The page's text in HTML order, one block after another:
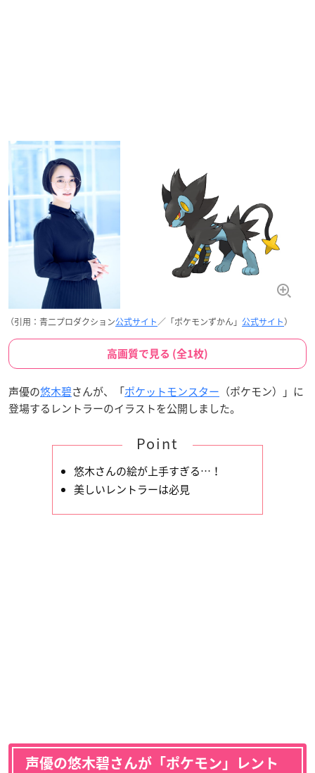
（引用：青二プロダクション公式サイト／「ポケモンずかん」 公式サイト）
高画質で見る (全1枚)
声優の悠木碧さんが、「ポケットモンスター （ポケモン）」に
登場するレントラーのイラストを公開しました。
Point
悠木さんの絵が上手すぎる…！
美しいレントラーは必見
声優の悠木碧さんが「ポケモン」レント